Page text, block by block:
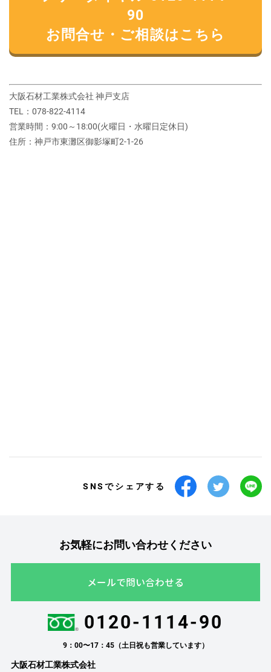
90
お問合せ・ご相談はこちら
大阪石材工業株式会社 神戸支店
TEL：078-822-4114
営業時間：9:00～18:00(火曜日・水曜日定休日)
住所：神戸市東灘区御影塚町2‐1‐26
SNSでシェアする
お気軽にお問い合わせください
メールで問い合わせる
0120-1114-90
9：00〜17：45（土日祝も営業しています）
大阪石材工業株式会社